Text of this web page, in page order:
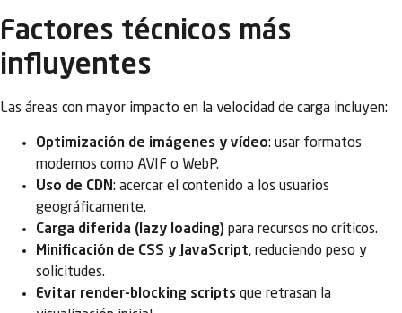
Factores técnicos más
influyentes
Las áreas con mayor impacto en la velocidad de carga incluyen:
Optimización de imágenes y vídeo: usar formatos
modernos como AVIF o WebP.
Uso de CDN: acercar el contenido a los usuarios
geográficamente.
Carga diferida (lazy loading) para recursos no críticos.
Minificación de CSS y JavaScript, reduciendo peso y
solicitudes.
Evitar render-blocking scripts que retrasan la